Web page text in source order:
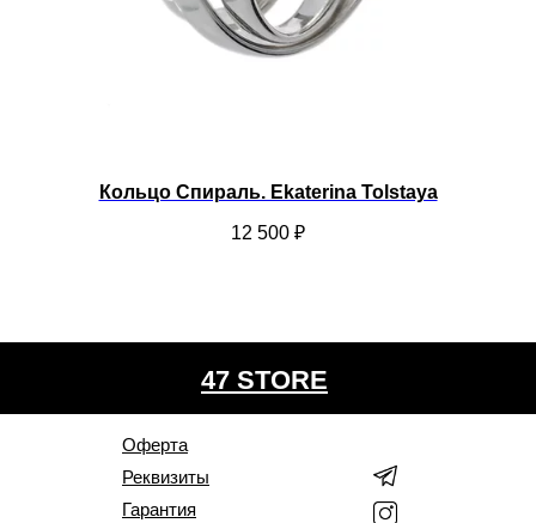
Кольцо Спираль. Ekaterina Tolstaya
12 500 ₽
Оферта
Реквизиты
Гарантия
47 STORE